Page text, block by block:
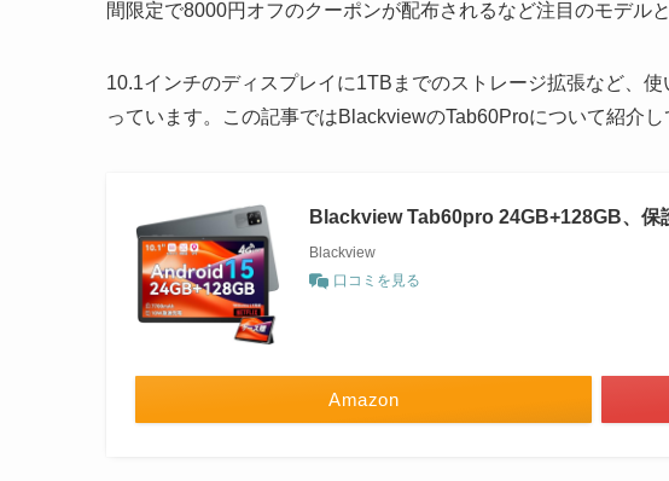
間限定で8000円オフのクーポンが配布されるなど注目のモデルと
10.1インチのディスプレイに1TBまでのストレージ拡張など、
っています。この記事ではBlackviewのTab60Proについて紹介し
Blackview Tab60pro 24GB+128GB、保
Blackview
口コミを見る
Amazon